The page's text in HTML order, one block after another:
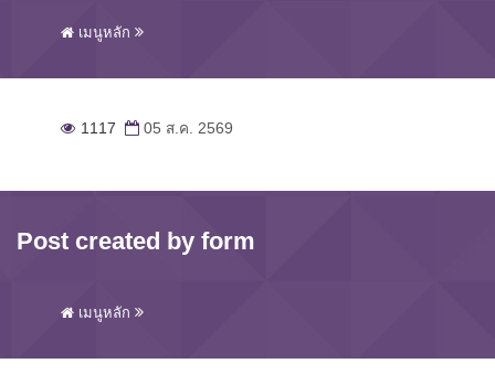
เมนูหลัก
1117 05 ส.ค. 2569
Post created by form
เมนูหลัก